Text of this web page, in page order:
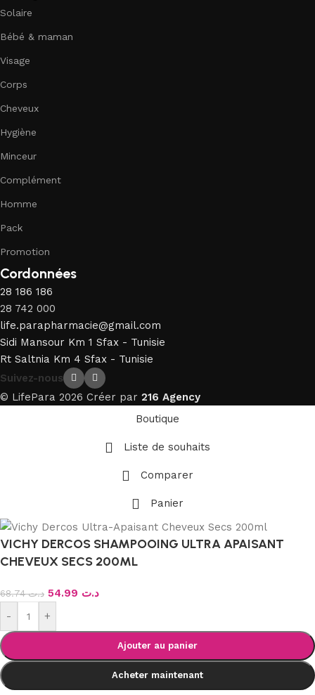
Solaire
Bébé & maman
Visage
Corps
Cheveux
Hygiène
Minceur
Complément
Homme
Pack
Promotion
Cordonnées
28 186 186
28 742 000
life.parapharmacie@gmail.com
Sidi Mansour Km 1 Sfax - Tunisie
Rt Saltnia Km 4 Sfax - Tunisie
Suivez-nous
© LifePara 2026 Créer par 216 Agency
Boutique
Liste de souhaits
Comparer
Panier
VICHY DERCOS SHAMPOOING ULTRA APAISANT
CHEVEUX SECS 200ML
د.ت68.74 د.ت
-
+
Ajouter au panier
Acheter maintenant